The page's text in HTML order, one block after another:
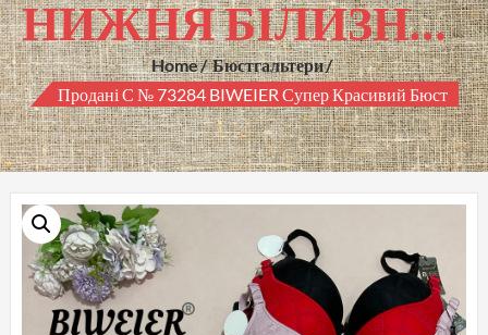
НИЖНЯ БІЛИЗНА ГУРТОМ
Home
Бюстгальтери
Продані С № 73284 BIWEIER Супер Красивий Бюст